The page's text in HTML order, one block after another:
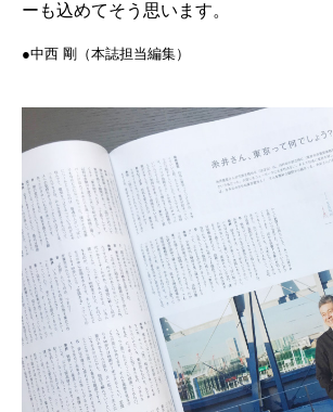
ーも込めてそう思います。
●︎︎︎中西 剛（本誌担当編集）